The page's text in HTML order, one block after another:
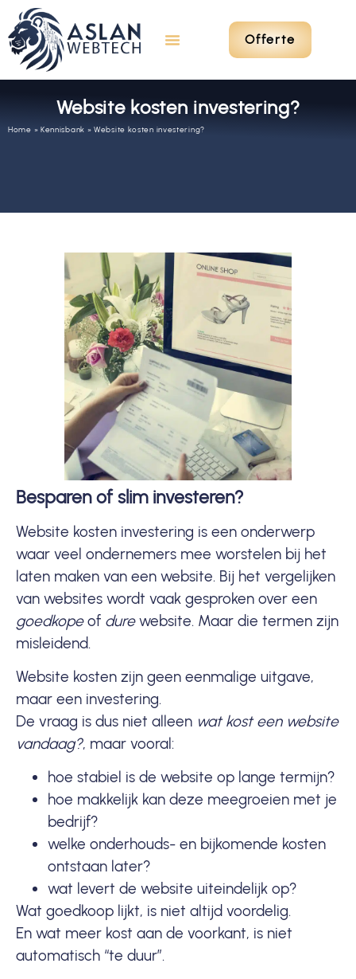
Offerte
Website kosten investering?
Home » Kennisbank »Website kosten investering?
Besparen of slim investeren?
Website kosten investering is een onderwerp
waar veel ondernemers mee worstelen bij het
laten maken van een website. Bij het vergelijken
van websites wordt vaak gesproken over een
goedkopeof durewebsite. Maar die termen zijn
misleidend.
Website kosten zijn geen eenmalige uitgave,
maar een investering.
De vraag is dus niet alleen wat kost een website
vandaag?, maar vooral:
hoe stabiel is de website op lange termijn?
hoe makkelijk kan deze meegroeien met je
bedrijf?
welke onderhouds- en bijkomende kosten
ontstaan later?
wat levert de website uiteindelijk op?
Wat goedkoop lijkt, is niet altijd voordelig.
En wat meer kost aan de voorkant, is niet
automatisch “te duur”.